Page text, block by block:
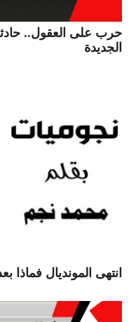
حرب على العقول..
الجديدة
انتهى المونديال فماذا